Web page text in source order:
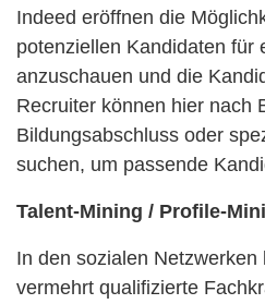
Indeed eröffnen die
potenziellen Kandidaten für
anzuschauen und die
Recruiter können hier nach
Bildungsabschluss oder
suchen, um passende
Talent-Mining / Profile-
In den sozialen Netzwerken
vermehrt qualifizierte